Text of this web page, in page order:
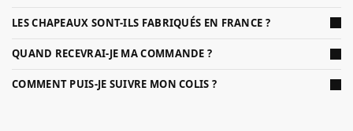
LES CHAPEAUX SONT-ILS FABRIQUÉS EN FRANCE ?
QUAND RECEVRAI-JE MA COMMANDE ?
COMMENT PUIS-JE SUIVRE MON COLIS ?